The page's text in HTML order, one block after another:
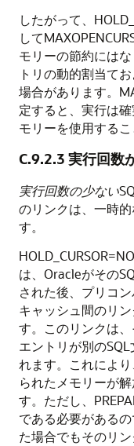
したがって、
して
モリーの節約には
トリの動的割当て
場合があります。
定すると、実行は
モリーを使用するこ
C.9.2.3 実行回数
実行回数の少ない
のリンクは、一時
す。
は、Oracleがその
された後、プリコ
キャッシュ間のリ
す。このリンクは
エントリが別の
れます。これによ
られたメモリーが
す。ただし、
である必要がある
た場合でもそのリン